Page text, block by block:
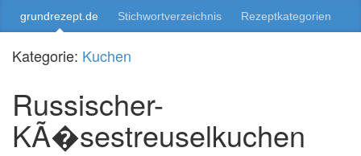
grundrezept.de Stichwortverzeichnis Rezeptkategorien
Kategorie: Kuchen
Russischer-
KÃ�sestreuselkuchen